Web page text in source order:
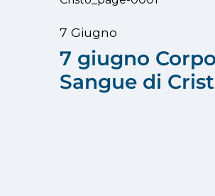
Giugno
2026
7 giugno
Sangue di
7 Giugno